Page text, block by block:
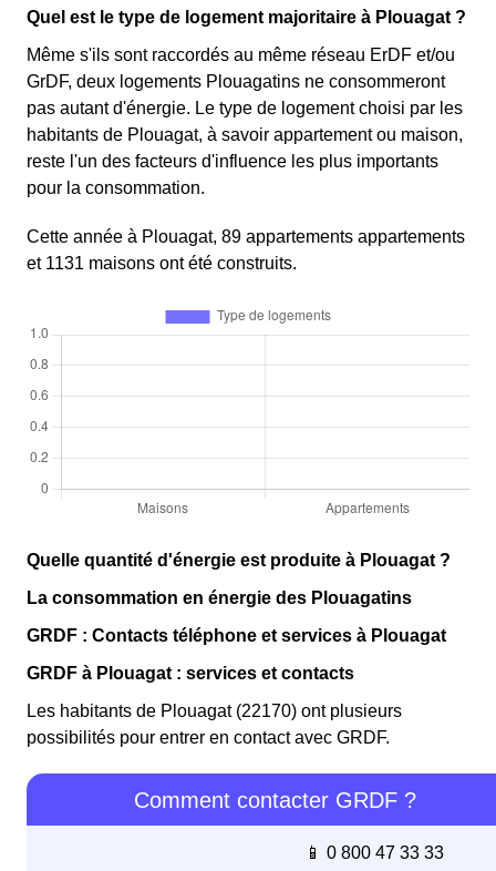
Quel est le type de logement majoritaire à Plouagat ?
Même s'ils sont raccordés au même réseau ErDF et/ou
GrDF, deux logements Plouagatins ne consommeront
pas autant d'énergie. Le type de logement choisi par les
habitants de Plouagat, à savoir appartement ou maison,
reste l'un des facteurs d'influence les plus importants
pour la consommation.
Cette année à Plouagat, 89 appartements appartements
et 1131 maisons ont été construits.
Quelle quantité d'énergie est produite à Plouagat ?
La consommation en énergie des Plouagatins
GRDF : Contacts téléphone et services à Plouagat
GRDF à Plouagat : services et contacts
Les habitants de Plouagat (22170) ont plusieurs
possibilités pour entrer en contact avec GRDF.
Comment contacter GRDF ?
📱 0 800 47 33 33